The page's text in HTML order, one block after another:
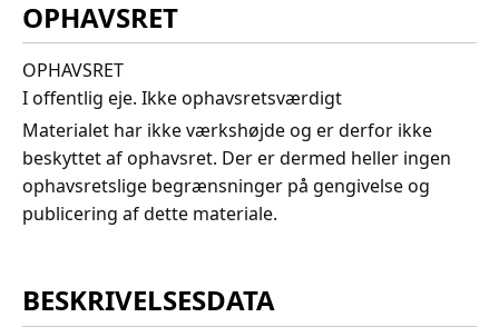
OPHAVSRET
OPHAVSRET
I offentlig eje. Ikke ophavsretsværdigt
Materialet har ikke værkshøjde og er derfor ikke
beskyttet af ophavsret. Der er dermed heller ingen
ophavsretslige begrænsninger på gengivelse og
publicering af dette materiale.
BESKRIVELSESDATA